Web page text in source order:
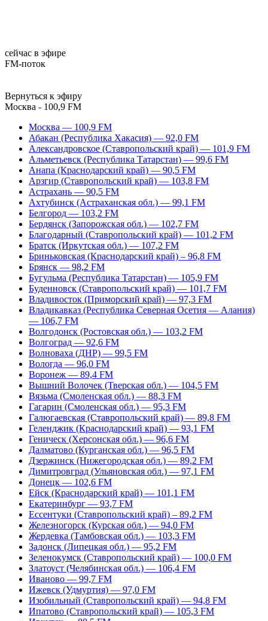
сейчас в эфире
FM-поток
Вернуться к эфиру
Москва - 100,9 FM
Москва — 100,9 FM
Абакан (Республика Хакасия) — 92,0 FM
Александровское (Ставропольский край) — 101,9 FM
Альметьевск (Республика Татарстан) — 99,6 FM
Анапа (Краснодарский край) — 90,5 FM
Арзгир (Ставропольский край) — 103,8 FM
Астрахань — 90,5 FM
Ахтубинск (Астраханская обл.) — 99,1 FM
Белгород — 103,2 FM
Бердянск (Запорожская обл.) — 102,7 FM
Благодарный (Ставропольский край) — 101,2 FM
Братск (Иркутская обл.) — 107,2 FM
Бриньковская (Краснодарский край) – 96,8 FM
Брянск — 98,2 FM
Бугульма (Республика Татарстан) — 105,9 FM
Буденновск (Ставропольский край) — 101,7 FM
Владивосток (Приморский край) — 97,3 FM
Владикавказ (Республика Северная Осетия — Алания)
— 106,7 FM
Волгодонск (Ростовская обл.) — 103,2 FM
Волгоград — 92,6 FM
Волноваха (ДНР) — 99,5 FM
Вологда — 96,0 FM
Воронеж — 89,4 FM
Вышний Волочек (Тверская обл.) — 104,5 FM
Вязьма (Смоленская обл.) — 88,3 FM
Гагарин (Смоленская обл.) — 95,3 FM
Галюгаевская (Ставропольский край) — 89,8 FM
Геленджик (Краснодарский край) — 93,1 FM
Геническ (Херсонская обл.) — 96,6 FM
Далматово (Курганская обл.) — 96,5 FM
Дзержинск (Нижегородская обл.) — 89,2 FM
Димитровград (Ульяновская обл.) — 97,1 FM
Донецк — 102,6 FM
Ейск (Краснодарский край) — 101,1 FM
Екатеринбург — 93,7 FM
Ессентуки (Ставропольский край) – 89,2 FM
Железногорск (Курская обл.) — 94,0 FM
Жердевка (Тамбовская обл.) — 103,3 FM
Задонск (Липецкая обл.) — 95,2 FM
Зеленокумск (Ставропольский край) — 100,0 FM
Златоуст (Челябинская обл.) — 106,4 FM
Иваново — 99,7 FM
Ижевск (Удмуртия) — 97,0 FM
Изобильный (Ставропольский край) — 94,8 FM
Ипатово (Ставропольский край) — 105,3 FM